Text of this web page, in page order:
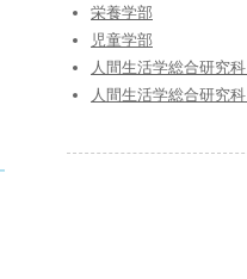
栄養学部
児童学部
人間生活学総合研究科
人間生活学総合研究科